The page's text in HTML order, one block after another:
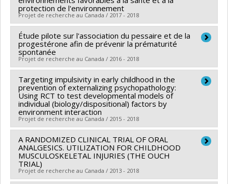
Subvention de fonctionnement incluant les
subventions de fonctionnement programmatiques
(général)
Sources de financement :MSSS/Ministère de la Santé
et des Services sociaux
Programmes de subvention :
protection de l'environnement
Projet de recherche au Canada / 2017 - 2018
Chercheur principal : Michel Lucas
Co-chercheurs : Marie Marquis ,Benoît Mâsse
Sources de financement :MSSS/Ministère de la Santé
et des Services sociaux
Programmes de subvention :
Étude pilote sur l'association du pessaire et de la
progestérone afin de prévenir la prématurité
spontanée
Projet de recherche au Canada / 2016 - 2018
Chercheur principal : Jean-Charles Pasquier
Co-chercheurs : Benoît Mâsse
Sources de financement :IRSC/Instituts de recherche
en santé du Canada
Programmes de subvention :PVXXXXXX-(PJT)
Subvention Projet
Targeting impulsivity in early childhood in the
prevention of externalizing psychopathology:
Using RCT to test developmental models of
individual (biology/dispositional) factors by
environment interaction
Projet de recherche au Canada / 2015 - 2018
Chercheur principal : Natalie Castellanos Ryan
Co-chercheurs : Sophie Parent,Jean Séguin,Leila Ben
Amor,
Sources de financement :IRSC/Instituts de recherche
A RANDOMIZED CLINICAL TRIAL OF ORAL
ANALGESICS. UTILIZATION FOR CHILDHOOD
MUSCULOSKELETAL INJURIES (THE OUCH
TRIAL)
Projet de recherche au Canada / 2013 - 2018